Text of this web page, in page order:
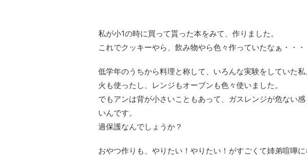
私が小1の時に買って貰った本をみて、作りました。
これでクッキーやら、飲み物やら色々作っていたなぁ・・・
低学年のうちから料理と称して、いろんな実験をしていた私
火も使ったし、レンジもオーブンも色々使いました。
でもアンは背が小さいこともあって、ガスレンジが危ない
いんです。
過保護なんでしょうか？
おやつ作りも、やりたい！やりたい！がすごくて姉弟喧嘩に